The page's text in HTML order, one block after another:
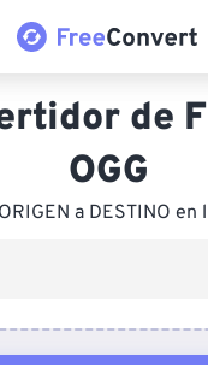
de
OGG
a DESTINO en